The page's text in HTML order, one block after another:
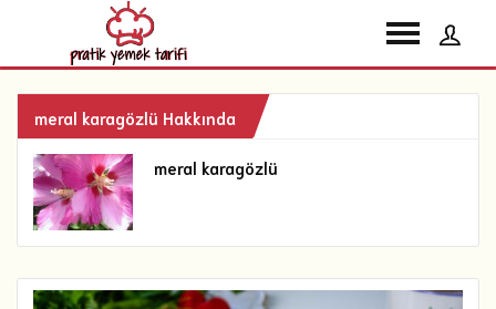
meral karagözlü Hakkında
meral karagözlü